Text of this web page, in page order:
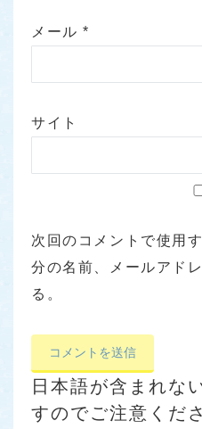
メール*
サイト
次回のコメントで使用
分の名前、メールアド
る。
日本語が含まれな
すのでご注意くだ